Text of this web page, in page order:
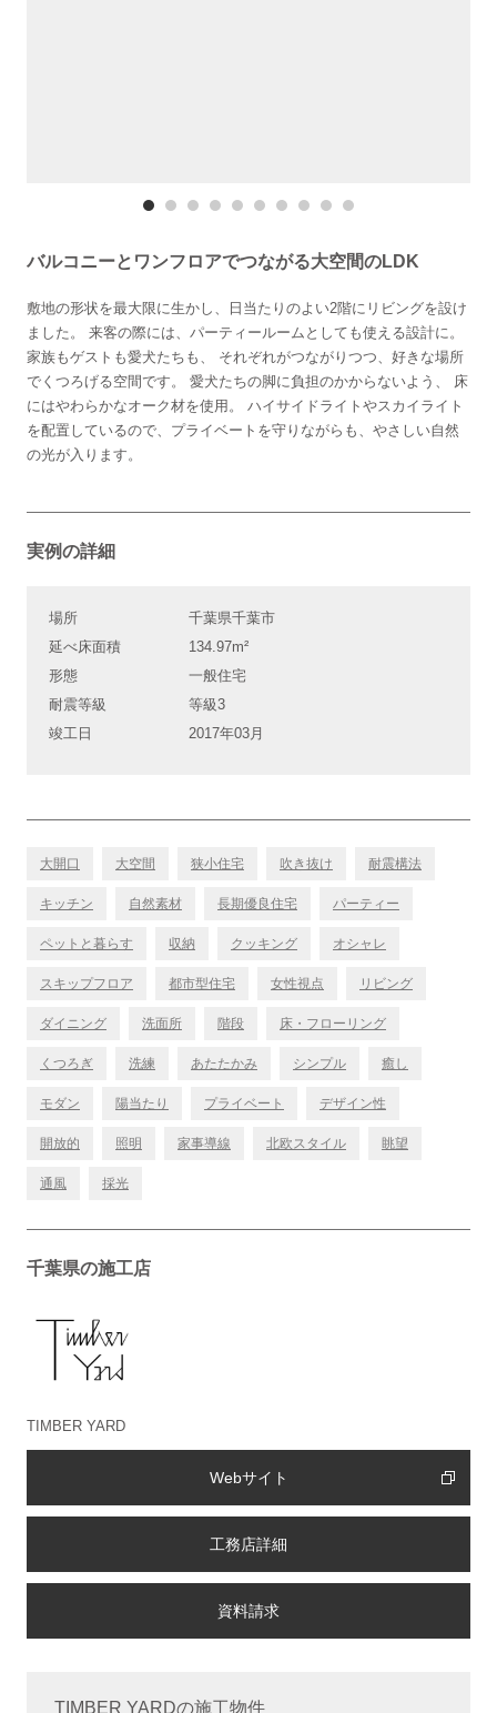
バルコニーとワンフロアでつながる大空間のLDK
敷地の形状を最大限に生かし、日当たりのよい2階にリビングを設け
ました。 来客の際には、パーティールームとしても使える設計に。
家族もゲストも愛犬たちも、 それぞれがつながりつつ、 好きな場所
でくつろげる空間です。 愛犬たちの脚に負担のかからないよう、 床
にはやわらかなオーク材を使用。 ハイサイドライトやスカイライト
を配置しているので、 プライベートを守りながらも、やさしい自然
の光が入ります。
実例の詳細
場所
千葉県千葉市
延べ床面積
134.97m²
形態
一般住宅
耐震等級
等級3
竣工日
2017年03月
大開口 大空間 狭小住宅 吹き抜け 耐震構法
キッチン 自然素材 長期優良住宅 パーティー
ペットと暮らす 収納 クッキング オシャレ
スキップフロア 都市型住宅 女性視点 リビング
ダイニング 洗面所 階段 床・フローリング
くつろぎ 洗練 あたたかみ シンプル 癒し
モダン 陽当たり プライベート デザイン性
開放的 照明 家事導線 北欧スタイル 眺望
通風 採光
千葉県の施工店
TIMBER YARD
Webサイト
工務店詳細
TIMBER YARDの施工物件